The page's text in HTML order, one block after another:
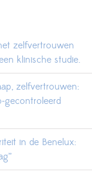
zelfvertrouwen
klinische studie.
zelfvertrouwen:
gecontroleerd
in de Benelux: